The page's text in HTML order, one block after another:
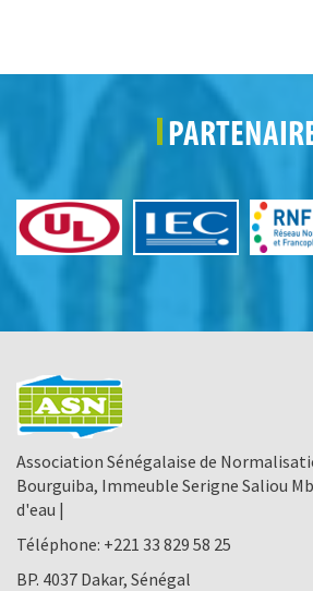
Association Sénégalaise de
Bourguiba, Immeuble Serigne Saliou
d'eau |
Téléphone: +221 33 829 58 25
BP. 4037 Dakar, Sénégal